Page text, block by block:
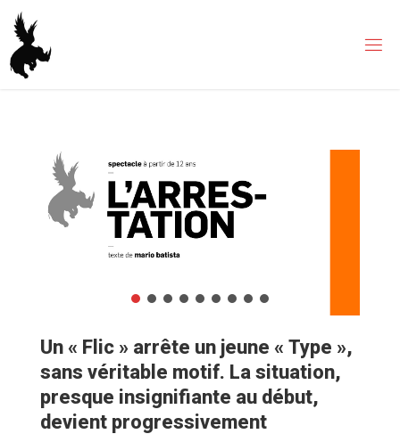
Skip
content
Un « Flic » arrête un jeune « Type »,
sans véritable motif. La situation,
presque insignifiante au début,
devient progressivement